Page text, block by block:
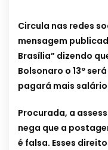
Circula nas redes
mensagem
Brasília” dizendo
Bolsonaro o 13º
pagará mais salário
Procurada, a
nega que a
é falsa. Esses